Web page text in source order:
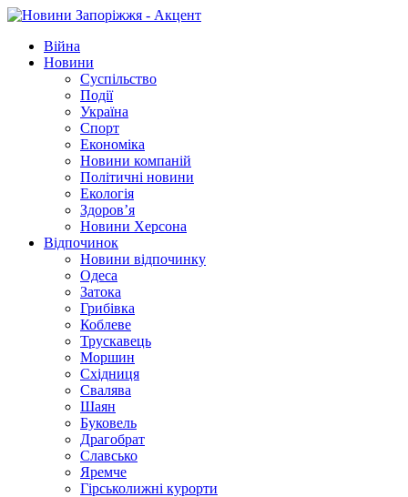
Війна
Новини
Суспільство
Події
Україна
Спорт
Економіка
Новини компаній
Політичні новини
Екологія
Здоров’я
Новини Херсона
Відпочинок
Новини відпочинку
Одеса
Затока
Грибівка
Коблеве
Трускавець
Моршин
Східниця
Свалява
Шаян
Буковель
Драгобрат
Славсько
Яремче
Гірськолижні курорти